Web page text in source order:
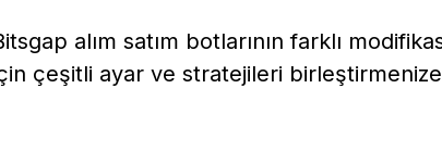
alım satım botlarının farklı
çeşitli ayar ve stratejileri